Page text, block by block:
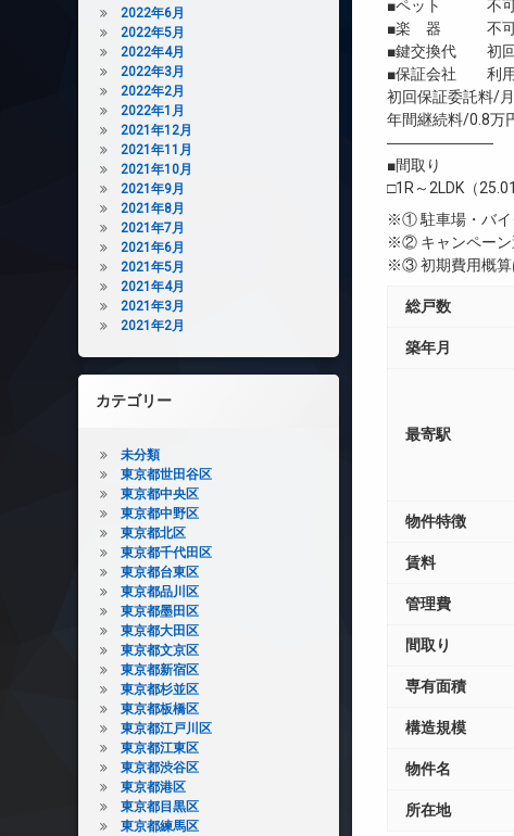
■ペット 不
■楽 器 不
■鍵交換代 初回
■保証会社 利用
初回保証委託料/
年間継続料/0.8万
―――――――
■間取り
□1R～2LDK（
※① 駐車場・バイ
※② キャンペーン
※③ 初期費用概算
総戸数
築年月
最寄駅
物件特徴
賃料
管理費
間取り
専有面積
構造規模
物件名
所在地
2022年6月
2022年5月
2022年4月
2022年3月
2022年2月
2022年1月
2021年12月
2021年11月
2021年10月
2021年9月
2021年8月
2021年7月
2021年6月
2021年5月
2021年4月
2021年3月
2021年2月
カテゴリー
未分類
東京都世田谷区
東京都中央区
東京都中野区
東京都北区
東京都千代田区
東京都台東区
東京都品川区
東京都墨田区
東京都大田区
東京都文京区
東京都新宿区
東京都杉並区
東京都板橋区
東京都江戸川区
東京都江東区
東京都渋谷区
東京都港区
東京都目黒区
東京都練馬区